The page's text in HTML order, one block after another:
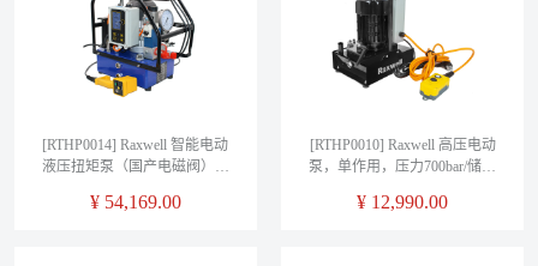
[RTHP0014] Raxwell 智能电动
液压扭矩泵（国产电磁阀），
率0.55kw，容积6L，流量0.7-
¥ 54,169.00
[RTHP0010] Raxwell 高压电动
泵，单作用，压力700bar/储油
流阀，高精度压力表，
¥ 12,990.00